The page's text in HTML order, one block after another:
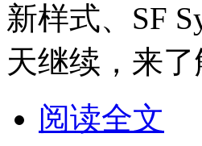
新样式、SF
天继续，来
阅读全文